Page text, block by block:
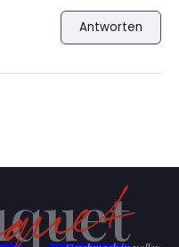
Antworten